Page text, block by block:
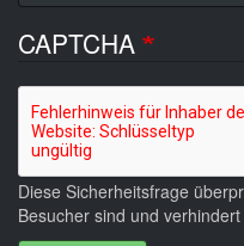
CAPTCHA
Diese Sicherheitsfrage
Besucher sind und